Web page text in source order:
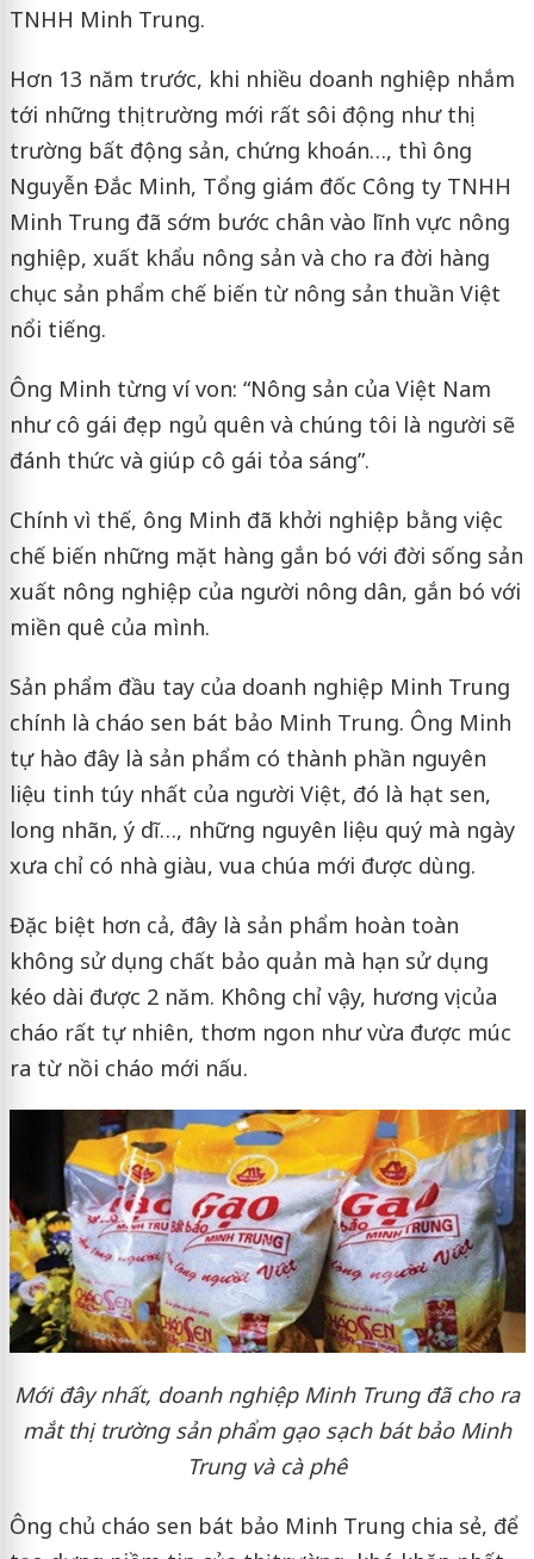
TNHH Minh Trung.
Hơn 13 năm trước, khi nhiều doanh nghiệp nhắm
tới những thị trường mới rất sôi động như thị
trường bất động sản, chứng khoán…, thì ông
Nguyễn Đắc Minh, Tổng giám đốc Công ty TNHH
Minh Trung đã sớm bước chân vào lĩnh vực nông
nghiệp, xuất khẩu nông sản và cho ra đời hàng
chục sản phẩm chế biến từ nông sản thuần Việt
nổi tiếng.
Ông Minh từng ví von: “Nông sản của Việt Nam
như cô gái đẹp ngủ quên và chúng tôi là người sẽ
đánh thức và giúp cô gái tỏa sáng”.
Chính vì thế, ông Minh đã khởi nghiệp bằng việc
chế biến những mặt hàng gắn bó với đời sống sản
xuất nông nghiệp của người nông dân, gắn bó với
miền quê của mình.
Sản phẩm đầu tay của doanh nghiệp Minh Trung
chính là cháo sen bát bảo Minh Trung. Ông Minh
tự hào đây là sản phẩm có thành phần nguyên
liệu tinh túy nhất của người Việt, đó là hạt sen,
long nhãn, ý dĩ…, những nguyên liệu quý mà ngày
xưa chỉ có nhà giàu, vua chúa mới được dùng.
Đặc biệt hơn cả, đây là sản phẩm hoàn toàn
không sử dụng chất bảo quản mà hạn sử dụng
kéo dài được 2 năm. Không chỉ vậy, hương vị của
cháo rất tự nhiên, thơm ngon như vừa được múc
ra từ nồi cháo mới nấu.
Mới đây nhất, doanh nghiệp Minh Trung đã cho ra
mắt thị trường sản phẩm gạo sạch bát bảo Minh
Trung và cà phê
Ông chủ cháo sen bát bảo Minh Trung chia sẻ, để